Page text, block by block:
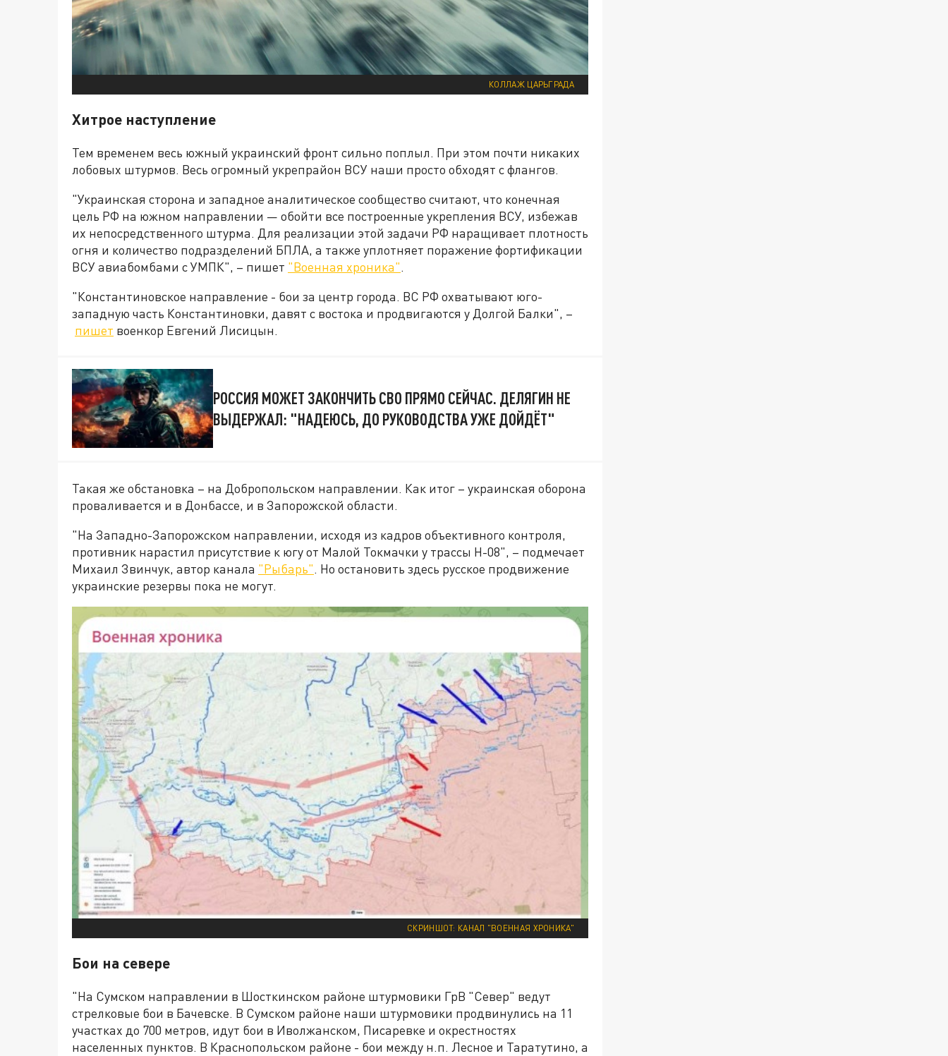
КОЛЛАЖ ЦАРЬГРАДА
Хитрое наступление
Тем временем весь южный украинский фронт сильно поплыл. При этом почти никаких
лобовых штурмов. Весь огромный укрепрайон ВСУ наши просто обходят с флангов.
"Украинская сторона и западное аналитическое сообщество считают, что конечная
цель РФ на южном направлении — обойти все построенные укрепления ВСУ, избежав
их непосредственного штурма. Для реализации этой задачи РФ наращивает плотность
огня и количество подразделений БПЛА, а также уплотняет поражение фортификации
ВСУ авиабомбами с УМПК", – пишет "Военная хроника".
"Константиновское направление - бои за центр города. ВС РФ охватывают юго-
западную часть Константиновки, давят с востока и продвигаются у Долгой Балки", –
пишет военкор Евгений Лисицын.
РОССИЯ МОЖЕТ ЗАКОНЧИТЬ СВО ПРЯМО СЕЙЧАС. ДЕЛЯГИН НЕ
ВЫДЕРЖАЛ: "НАДЕЮСЬ, ДО РУКОВОДСТВА УЖЕ ДОЙДЁТ"
Такая же обстановка – на Добропольском направлении. Как итог – украинская оборона
проваливается и в Донбассе, и в Запорожской области.
"На Западно-Запорожском направлении, исходя из кадров объективного контроля,
противник нарастил присутствие к югу от Малой Токмачки у трассы Н-08", – подмечает
Михаил Звинчук, автор канала "Рыбарь". Но остановить здесь русское продвижение
украинские резервы пока не могут.
СКРИНШОТ: КАНАЛ "ВОЕННАЯ ХРОНИКА"
Бои на севере
"На Сумском направлении в Шосткинском районе штурмовики ГрВ "Север" ведут
стрелковые бои в Бачевске. В Сумском районе наши штурмовики продвинулись на 11
участках до 700 метров, идут бои в Иволжанском, Писаревке и окрестностях
населенных пунктов. В Краснопольском районе - бои между н.п. Лесное и Таратутино, а